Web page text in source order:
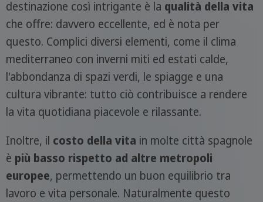
destinazione così intrigante è la qualità della vita
che offre: davvero eccellente, ed è nota per
questo. Complici diversi elementi, come il clima
mediterraneo con inverni miti ed estati calde,
l'abbondanza di spazi verdi, le spiagge e una
cultura vibrante: tutto ciò contribuisce a rendere
la vita quotidiana piacevole e rilassante.
Inoltre, il costo della vita in molte città spagnole
è più basso rispetto ad altre metropoli
europee, permettendo un buon equilibrio tra
lavoro e vita personale. Naturalmente questo